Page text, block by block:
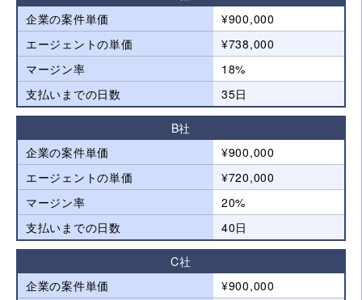
企業の案件単価
¥900,000
エージェントの単価
¥738,000
マージン率
18%
支払いまでの日数
35日
B社
企業の案件単価
¥900,000
エージェントの単価
¥720,000
マージン率
20%
支払いまでの日数
40日
C社
企業の案件単価
¥900,000